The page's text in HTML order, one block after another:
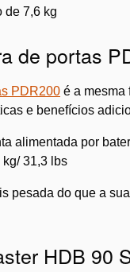
de 7,6 kg
de portas
PDR200 é a mesma
e benefícios
alimentada por
kg/ 31,3 lbs
pesada do que a
HDB 90